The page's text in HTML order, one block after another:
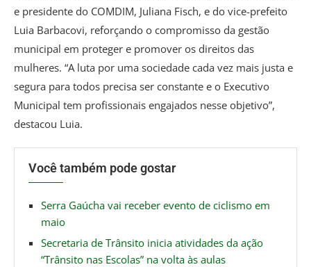
e presidente do COMDIM, Juliana Fisch, e do vice-prefeito
Luia Barbacovi, reforçando o compromisso da gestão
municipal em proteger e promover os direitos das
mulheres. “A luta por uma sociedade cada vez mais justa e
segura para todos precisa ser constante e o Executivo
Municipal tem profissionais engajados nesse objetivo”,
destacou Luia.
Você também pode gostar
Serra Gaúcha vai receber evento de ciclismo em
maio
Secretaria de Trânsito inicia atividades da ação
“Trânsito nas Escolas” na volta às aulas